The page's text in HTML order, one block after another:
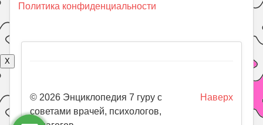
Политика конфиденциальности
X
Наверх
© 2026 Энциклопедия 7 гуру с
советами врачей, психологов,